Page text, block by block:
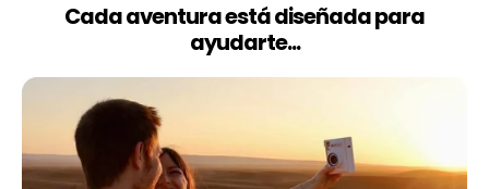
Cada aventura está diseñada para
ayudarte...